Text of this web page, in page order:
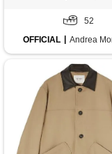
52
OFFICIAL
Andrea